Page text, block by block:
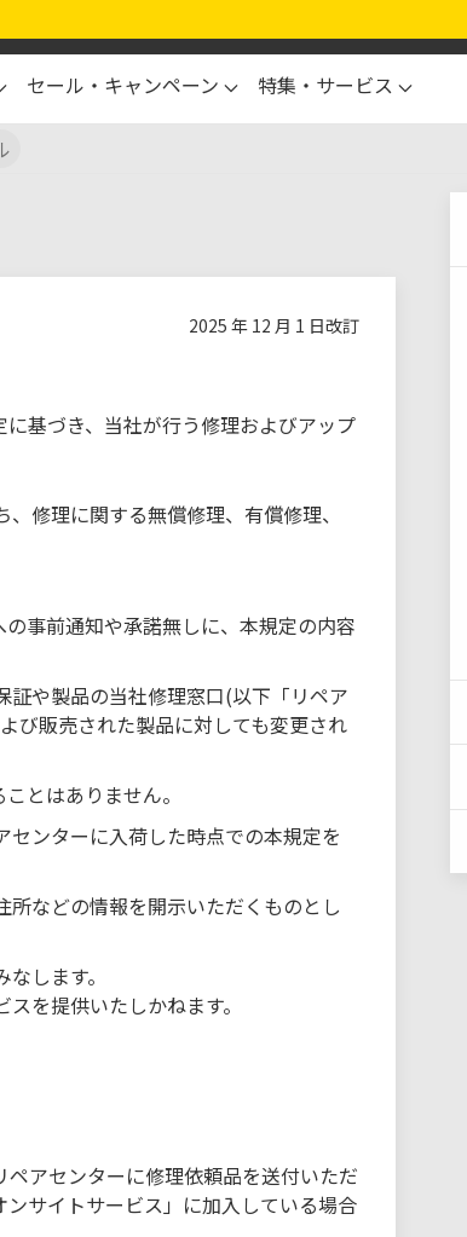
セール・キャンペーン 特集・サービス
2025 年 12 月 1 日改訂
基づき、当社が行う修理およびアップ
修理に関する無償修理、有償修理、
事前通知や承諾無しに、本規定の内容
や製品の当社修理窓口(以下「リペア
び販売された製品に対しても変更され
とはありません。
ンターに入荷した時点での本規定を
などの情報を開示いただくものとし
します。
を提供いたしかねます。
アセンターに修理依頼品を送付いただ
サイトサービス」に加入している場合